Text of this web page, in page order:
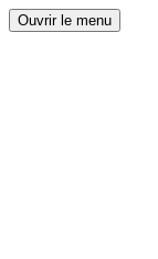
Ouvrir le menu